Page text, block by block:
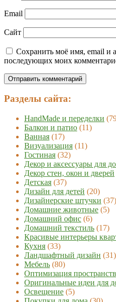
Email
Сайт
Сохранить моё имя, email и
последующих моих
Разделы сайта:
HandMade и переделки
Балкон и патио (11)
Ванная (17)
Визуализация (11)
Гостиная (32)
Декор и аксессуары для
Декор стен, окон и дверей
Детская (37)
Дизайн для детей (20)
Дизайнерские штучки (37)
Домашние животные (5)
Домашний офис (6)
Домашний текстиль (17)
Красивые интерьеры
Кухня (33)
Ландшафтный дизайн (31)
Мебель (80)
Оптимизация
Оригинальные идеи для
Освещение (5)